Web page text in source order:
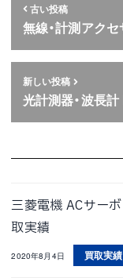
古い投稿
無線・計測アク
新しい投稿
光計測器・波長
三菱電機 ACサー
取実績
2020年8月4日 買取実績